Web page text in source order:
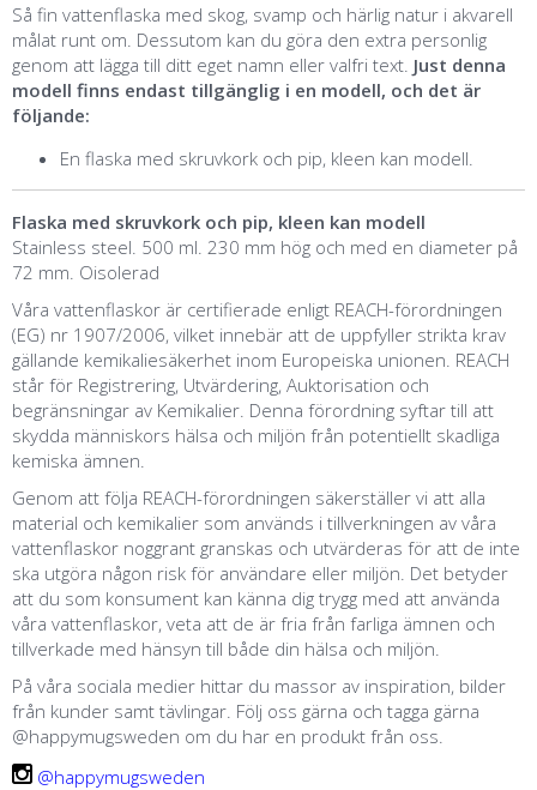
Så fin vattenflaska med skog, svamp och härlig natur i akvarell
målat runt om. Dessutom kan du göra den extra personlig
genom att lägga till ditt eget namn eller valfri text. Just denna
modell finns endast tillgänglig i en modell, och det är
följande:
En flaska med skruvkork och pip, kleen kan modell.
Flaska med skruvkork och pip, kleen kan modell
Stainless steel. 500 ml. 230 mm hög och med en diameter på
72 mm. Oisolerad
Våra vattenflaskor är certifierade enligt REACH-förordningen
(EG) nr 1907/2006, vilket innebär att de uppfyller strikta krav
gällande kemikaliesäkerhet inom Europeiska unionen. REACH
står för Registrering, Utvärdering, Auktorisation och
begränsningar av Kemikalier. Denna förordning syftar till att
skydda människors hälsa och miljön från potentiellt skadliga
kemiska ämnen.
Genom att följa REACH-förordningen säkerställer vi att alla
material och kemikalier som används i tillverkningen av våra
vattenflaskor noggrant granskas och utvärderas för att de inte
ska utgöra någon risk för användare eller miljön. Det betyder
att du som konsument kan känna dig trygg med att använda
våra vattenflaskor, veta att de är fria från farliga ämnen och
tillverkade med hänsyn till både din hälsa och miljön.
På våra sociala medier hittar du massor av inspiration, bilder
från kunder samt tävlingar. Följ oss gärna och tagga gärna
@happymugsweden om du har en produkt från oss.
@happymugsweden